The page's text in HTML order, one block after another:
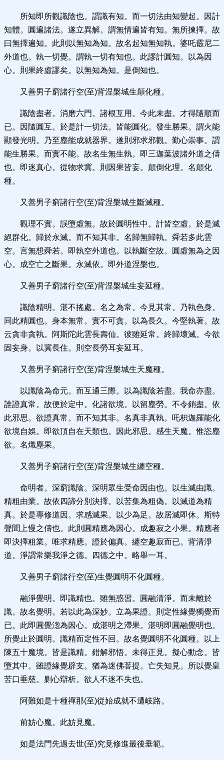
所知即所觀識陰也。謂識有知。而一切法由知變起。因計
知體。圓遍諸法。遂立異解。謂無情遍皆有知。無所揀擇。故
曰無擇遍知。此則以無知為知。故名起知無知執。婆吒霰尼二
外道也。執一切覺。謂執一切有知也。此謬計圓知。以為因
心。則果終虛謬矣。以無知為知。是倒知也。
又善男子窮諸行空(至)背涅槃城生顛化種。
識陰盡者。消磨六門。諸根互用。今此未盡。才得隨順而
已。因隨圓互。於是計一切法。皆能圓化。發生勝果。謂火能
顯發光明。乃至塵能成就器界。遂則邪求邪觀。勤心崇事。謂
能生勝果。而實不能。故名生無生執。即三迦葉波諸外道之儔
也。即迷真心。從物求冀。則因果皆妄。顛倒化理。名顛化
種。
又善男子窮諸行空(至)背涅槃城生斷滅種。
觀理不實。誤墮虛無。故於圓明性中。計皆空虛。於是滅
絕群化。歸於永滅。而不知其非。名歸無歸執。舜若多此雲
空。言無想舜若。即執空外道也。以執斷空故。圓虛無為之因
心。成空亡之斷果。永滅依。即外道涅槃也。
又善男子窮諸行空(至)背涅槃城生妄延種。
識陰精明。湛不搖處。名之為常。今見其常。乃執色身。
同此精圓也。身本無常。實不可貪。以為長久。今堅執著。故
云貪非貪執。阿斯陀此雲長壽仙。彼雖延常。終歸壞滅。今欲
固妄身。以冀長住。則空長勞耳妄延耳。
又善男子窮諸行空(至)背涅槃城生天魔種。
以識陰為命元。而互通三際。以為識陰若盡。我命亦盡。
誰證真常。故便於定中。化諸欲境。以留塵勞。不令銷盡。依
此邪思。欲證真常。而不知其非。名真非真執。吒枳迦羅能化
欲境自娛。即欲頂自在天類也。因此邪思。感生天魔。惟恣塵
欲。名熾塵果。
又善男子窮諸行空(至)背涅槃城生纏空種。
命明者。深窮識陰。深明眾生受命因由也。以生滅由識。
精粗由業。故依四諦分別決擇。以苦集為粗偽。以滅道為精
真。於是專修道因。求感滅果。以少為足。故居滅即休。斯特
聲聞上慢之儔也。此則圓精應為因心。成趣寂之小果。精應者
即決擇粗業。唯求精應。證於偏真。纏空趣寂而已。背清淨
道。淨謂常樂我淨之德。四德之中。略舉一耳。
又善男子窮諸行空(至)生覺圓明不化圓種。
融淨覺明。即識精也。雖無惑習。圓融清淨。而未離於
識。故名覺明。若以此為深妙。立為果證。則定性緣覺獨覺而
已。此即圓覺淴為因心。成湛明之滯果。湛明即圓融覺明也。
所覺止於圓明。識精而定性不回。故名覺圓明不化圓種。以上
陳五十魔境。皆是識精。錯解邪悟。未得正見。擬心動念。皆
墮其中。雖證緣覺辟支。猶為迷佛菩提。亡失知見。所以覺皇
苦口垂慈。剿心辯析。欲人不迷不失也。
阿難如是十種禪那(至)從始成就不遭岐路。
前妨心魔。此妨見魔。
如是法門先過去世(至)究竟修進最後垂範。